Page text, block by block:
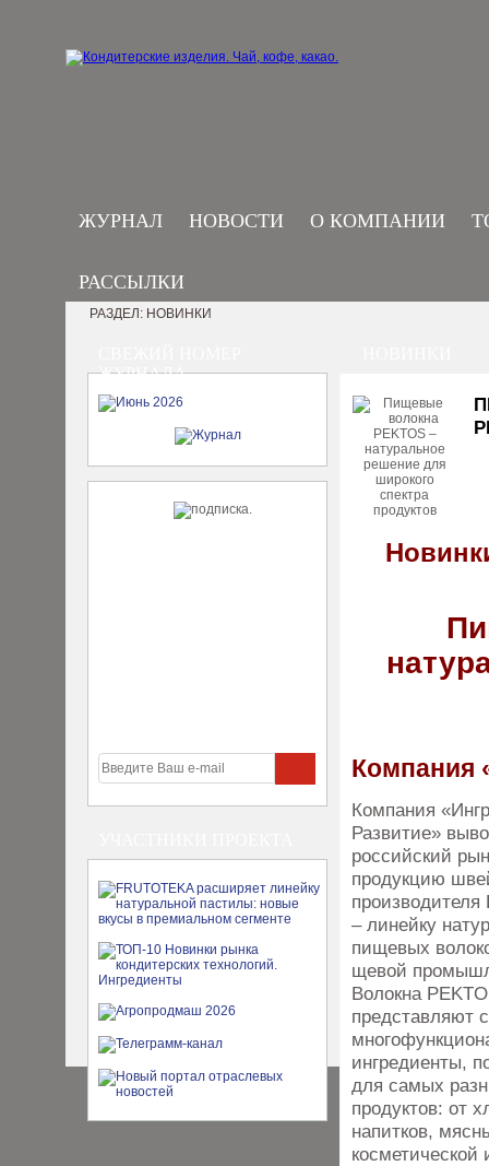
ЖУРНАЛ НОВОСТИ О КОМПАНИИ
РАССЫЛКИ
ЖУРНАЛА
РАЗДЕЛ: НОВИНКИ
Компания
Компания
Развитие»
российский
продукцию
производителя
– ли­нейку
пищевых
щевой
Волокна
представляют
ингредиенты,
для самых
продуктов: от
напитков,